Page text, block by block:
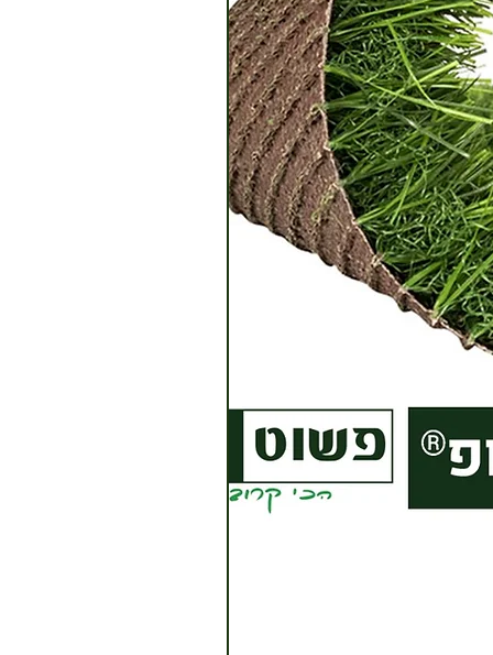
הצמח
ניתן
בטווח
ישנה
תהיה
המוצר